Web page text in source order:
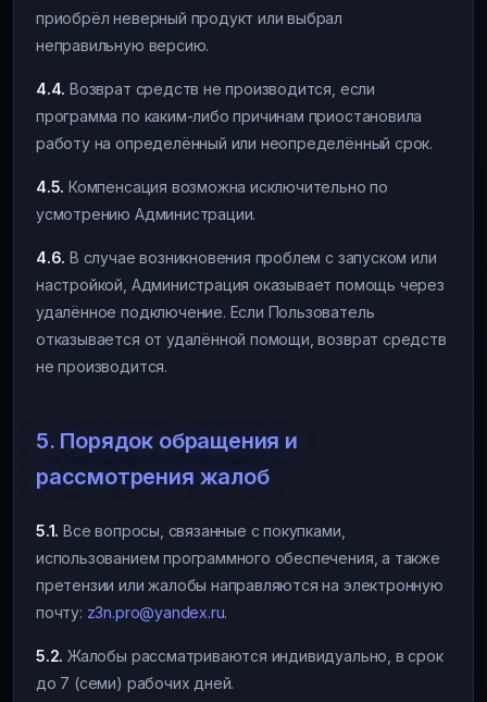
приобрёл неверный продукт или выбрал
неправильную версию.
4.4. Возврат средств не производится, если
программа по каким-либо причинам приостановила
работу на определённый или неопределённый срок.
4.5. Компенсация возможна исключительно по
усмотрению Администрации.
4.6. В случае возникновения проблем с запуском или
настройкой, Администрация оказывает помощь через
удалённое подключение. Если Пользователь
отказывается от удалённой помощи, возврат средств
не производится.
5. Порядок обращения и
рассмотрения жалоб
5.1. Все вопросы, связанные с покупками,
использованием программного обеспечения, а также
претензии или жалобы направляются на электронную
почту: z3n.pro@yandex.ru.
5.2. Жалобы рассматриваются индивидуально, в срок
до 7 (семи) рабочих дней.